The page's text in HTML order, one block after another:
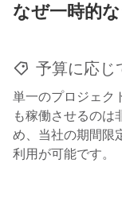
なぜ一時的
予算に応じ
単一のプロジェク
も稼働させるのは
め、当社の期間限
利用が可能です。